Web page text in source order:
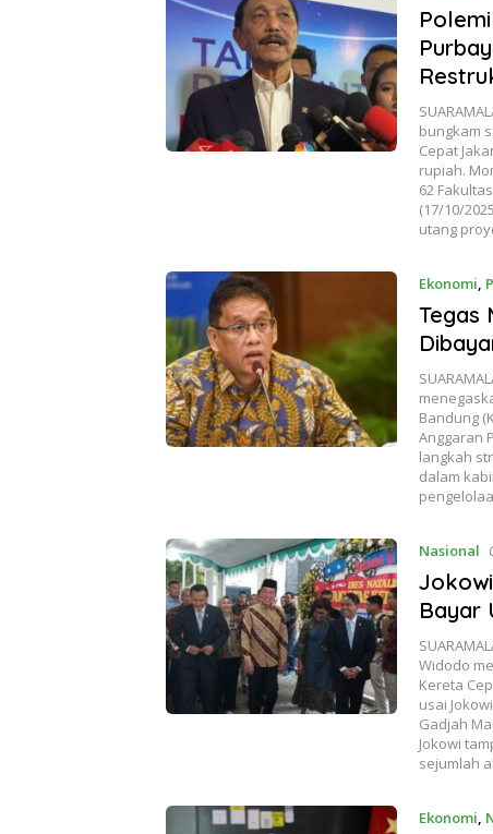
bungkam
Cepat
rupiah.
62
(17/10/
utang
Ekonomi,
Tegas
Bandung
Anggaran
langkah
dalam
Nasional
Bayar
Widodo
Kereta
usai
Gadjah
Jokowi
sejumlah
Ekonomi,